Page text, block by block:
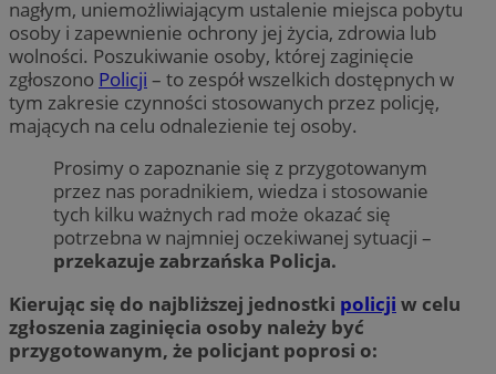
nagłym, uniemożliwiającym ustalenie miejsca pobytu
osoby i zapewnienie ochrony jej życia, zdrowia lub
wolności. Poszukiwanie osoby, której zaginięcie
zgłoszono Policji – to zespół wszelkich dostępnych w
tym zakresie czynności stosowanych przez policję,
mających na celu odnalezienie tej osoby.
Prosimy o zapoznanie się z przygotowanym
przez nas poradnikiem, wiedza i stosowanie
tych kilku ważnych rad może okazać się
potrzebna w najmniej oczekiwanej sytuacji –
przekazuje zabrzańska Policja.
Kierując się do najbliższej jednostki policji w celu
zgłoszenia zaginięcia osoby należy być
przygotowanym, że policjant poprosi o: